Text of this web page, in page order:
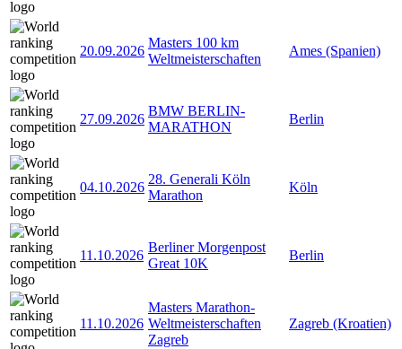
20.09.2026
Masters 100 km
Weltmeisterschaften
Ames (Spanien)
27.09.2026
BMW BERLIN-
MARATHON
Berlin
04.10.2026
28. Generali Köln
Marathon
Köln
11.10.2026
Berliner Morgenpost
Great 10K
Berlin
11.10.2026
Masters Marathon-
Weltmeisterschaften
Zagreb
Zagreb (Kroatien)